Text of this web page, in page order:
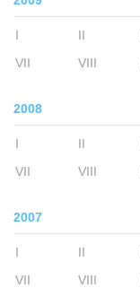
I II
VII
VIII
2008
I II
VII
VIII
2007
I II
VII
VIII